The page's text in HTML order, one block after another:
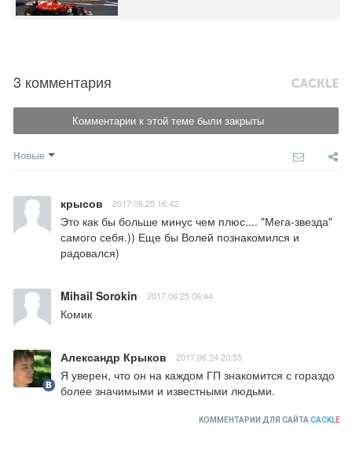
3 комментария
Комментарии к этой теме были закрыты
Новые
крысов 2017.06.25 16:42
Это как бы больше минус чем плюс.... "Мега-звезда"
самого себя.)) Еще бы Волей познакомился и
радовался)
Mihail Sorokin 2017.06.25 06:44
Комик
Александр Крыков 2017.06.24 20:55
Я уверен, что он на каждом ГП знакомится с гораздо
более значимыми и известными людьми.
КОММЕНТАРИИ ДЛЯ САЙТА CACKLE